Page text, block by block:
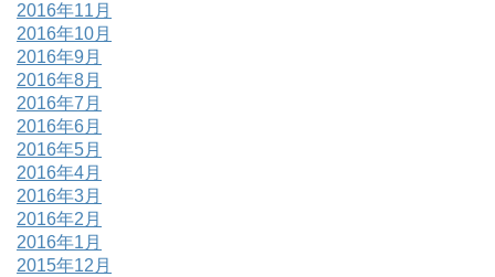
2016年11月
2016年10月
2016年9月
2016年8月
2016年7月
2016年6月
2016年5月
2016年4月
2016年3月
2016年2月
2016年1月
2015年12月